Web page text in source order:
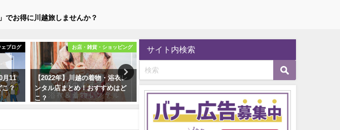
でお得に川越旅しませんか？
ェブログ
月11
こ？
お店・雑貨・ショッピング
【2022年】川越の着物・浴衣レ
ンタル店まとめ！おすすめはど
こ？
2022年9月27日
2022年9月27日
サイト内検索